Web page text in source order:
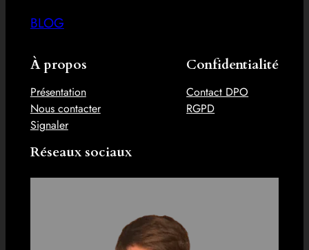
BLOG
À propos
Présentation
Nous contacter
Signaler
Confidentialité
Contact DPO
RGPD
Réseaux sociaux